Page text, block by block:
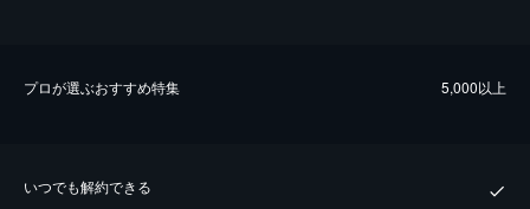
プロが選ぶおすすめ特集 5,000以上
いつでも解約できる